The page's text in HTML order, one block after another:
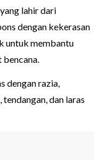
lahir dari
dengan kekerasan
untuk membantu
bencana.
dengan razia,
dan laras